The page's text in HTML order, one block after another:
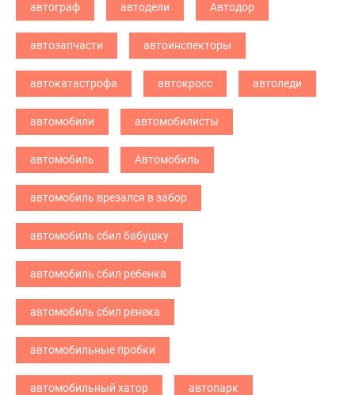
автограф автодели Автодор
автозапчасти автоинспекторы
автокатастрофа автокросс автоледи
автомобили автомобилисты
автомобиль Автомобиль
автомобиль врезался в забор
автомобиль сбил бабушку
автомобиль сбил ребенка
автомобиль сбил ренека
автомобильные пробки
автомобильный хатор автопарк